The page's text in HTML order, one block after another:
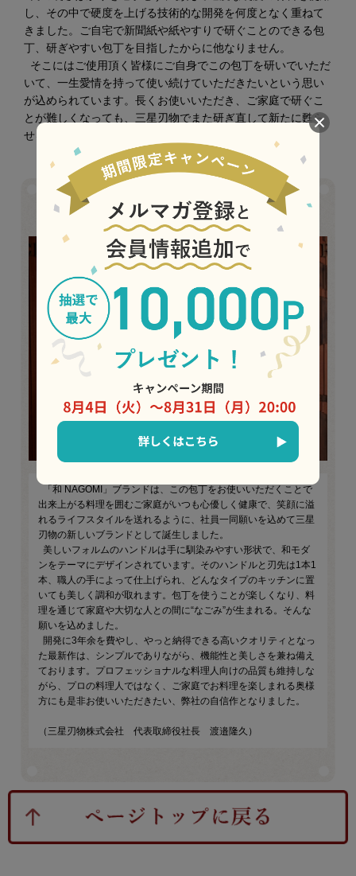
し、その中で硬度を上げる技術的な開発を何度となく重ねて
きました。ご自宅で新聞紙や紙やすりで研ぐことのできる包
丁、研ぎやすい包丁を目指したからに他なりません。
そこにはご使用頂く皆様にご自身でこの包丁を研いでいただ
いて、一生愛情を持って使い続けていただきたいという思い
が込められています。長くお使いいただき、ご家庭で研ぐこ
とが難しくなっても、三星刃物でまた研ぎ直して新たに甦ら
せるサービスをご用意しております。
「和 NAGOMI」ブランドは、この包丁をお使いいただくことで
出来上がる料理を囲むご家庭がいつも心優しく健康で、笑顔に溢
れるライフスタイルを送れるように、社員一同願いを込めて三星
刃物の新しいブランドとして誕生しました。
美しいフォルムのハンドルは手に馴染みやすい形状で、和モダ
ンをテーマにデザインされています。そのハンドルと刃先は1本1
本、職人の手によって仕上げられ、どんなタイプのキッチンに置
いても美しく調和が取れます。包丁を使うことが楽しくなり、料
理を通じて家庭や大切な人との間に“なごみ”が生まれる。そんな
願いを込めました。
開発に3年余を費やし、やっと納得できる高いクオリティとなっ
た最新作は、シンプルでありながら、機能性と美しさを兼ね備え
ております。プロフェッショナルな料理人向けの品質も維持しな
がら、プロの料理人ではなく、ご家庭でお料理を楽しまれる奥様
方にも是非お使いいただきたい、弊社の自信作となりました。
（三星刃物株式会社 代表取締役社長 渡邉隆久）